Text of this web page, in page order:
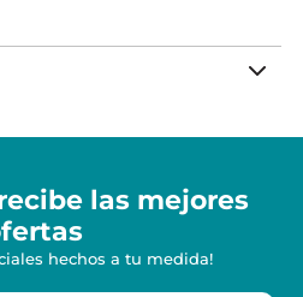
las mejores
hechos a tu medida!